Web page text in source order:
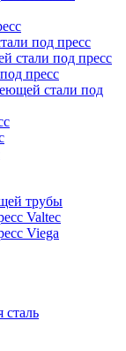
под пресс
стали под пресс
пресс
стали под
трубы
Valtec
Viega